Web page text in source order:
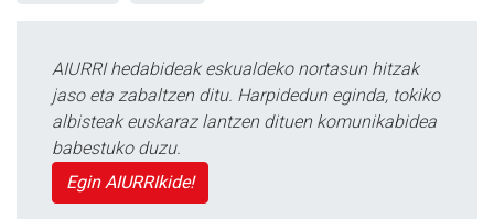
AIURRI hedabideak eskualdeko nortasun hitzak
jaso eta zabaltzen ditu. Harpidedun eginda, tokiko
albisteak euskaraz lantzen dituen komunikabidea
babestuko duzu.
Egin AIURRIkide!